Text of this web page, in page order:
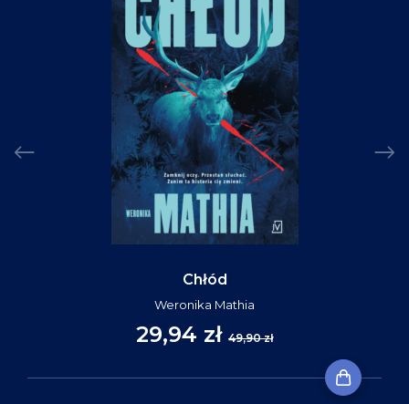
Chłód
Weronika Mathia
29,94 zł 49,90 zł